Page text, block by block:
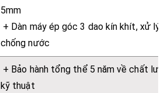
5mm
+ Dàn máy ép góc 3 dao kín khít, xử lý
chống nước
+ Bảo hành tổng thể 5 năm về chất
kỹ thuật